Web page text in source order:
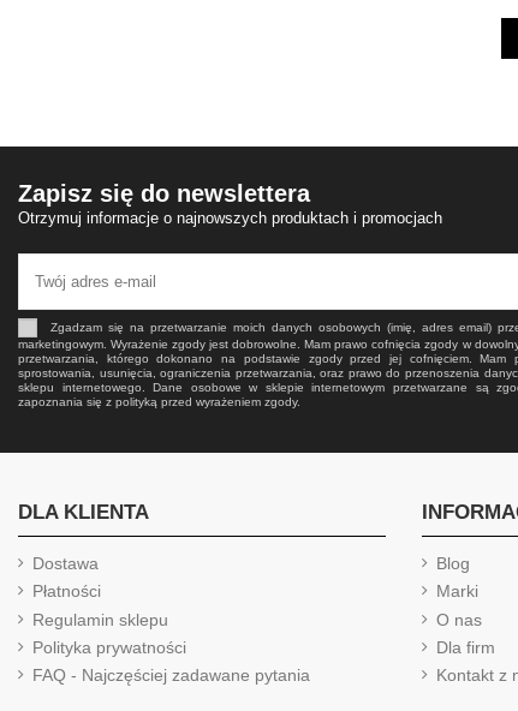
Zapisz się do newslettera
Otrzymuj informacje o najnowszych produktach i promocjach
Zgadzam się na przetwarzanie moich danych osobowych (imię, adres email)
marketingowym. Wyrażenie zgody jest dobrowolne. Mam prawo cofnięcia zgody w
przetwarzania, którego dokonano na podstawie zgody przed jej cofnięciem.
sprostowania, usunięcia, ograniczenia przetwarzania, oraz prawo do przenoszenia
sklepu internetowego. Dane osobowe w sklepie internetowym przetwarzane są
zapoznania się z polityką przed wyrażeniem zgody.
DLA KLIENTA
Dostawa
Płatności
Regulamin sklepu
Polityka prywatności
FAQ - Najczęściej zadawane pytania
Blog
Marki
O nas
Dla firm
Kontakt z